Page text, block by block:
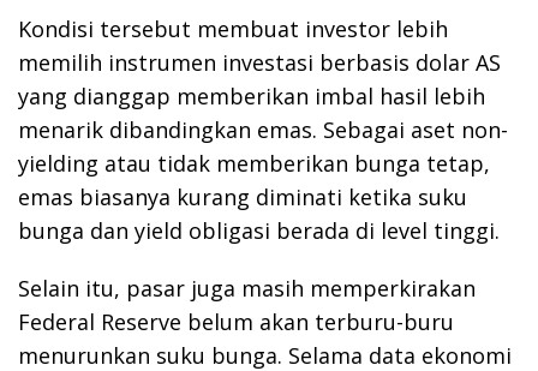
Kondisi tersebut membuat investor lebih
memilih instrumen investasi berbasis dolar AS
yang dianggap memberikan imbal hasil lebih
menarik dibandingkan emas. Sebagai aset non-
yielding atau tidak memberikan bunga tetap,
emas biasanya kurang diminati ketika suku
bunga dan yield obligasi berada di level tinggi.
Selain itu, pasar juga masih memperkirakan
Federal Reserve belum akan terburu-buru
menurunkan suku bunga. Selama data ekonomi